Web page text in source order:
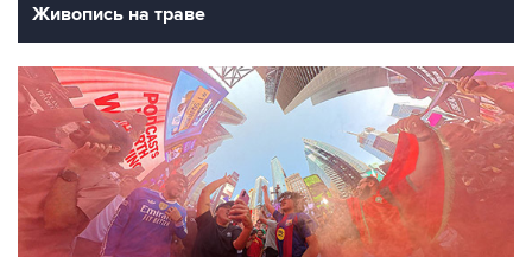
Живопись на траве